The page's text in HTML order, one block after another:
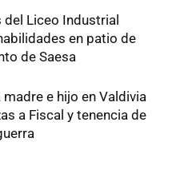
Liceo Industrial
en patio de
de Saesa
madre e hijo en Valdivia
a Fiscal y tenencia de